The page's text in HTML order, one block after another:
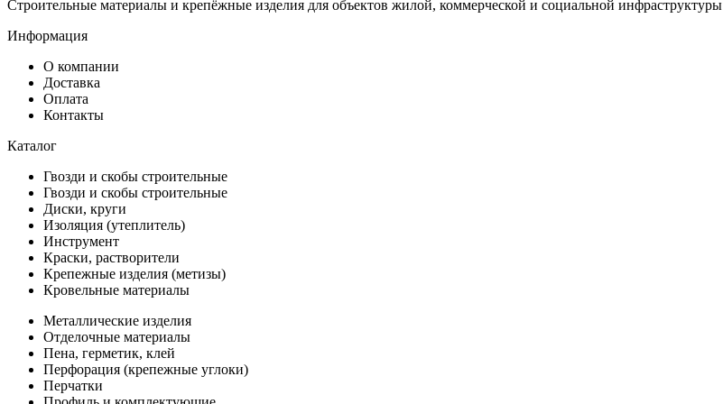
Строительные материалы и крепёжные изделия для объектов жилой, коммерческой и социальной инфраструктуры
Информация
О компании
Доставка
Оплата
Контакты
Каталог
Гвозди и скобы строительные
Гвозди и скобы строительные
Диски, круги
Изоляция (утеплитель)
Инструмент
Краски, растворители
Крепежные изделия (метизы)
Кровельные материалы
Металлические изделия
Отделочные материалы
Пена, герметик, клей
Перфорация (крепежные углоки)
Перчатки